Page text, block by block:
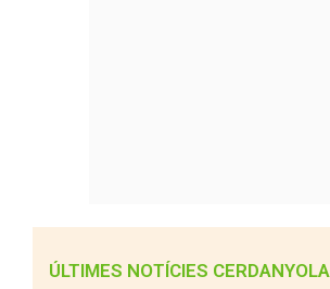
ÚLTIMES NOTÍCIES CERDANYOLA